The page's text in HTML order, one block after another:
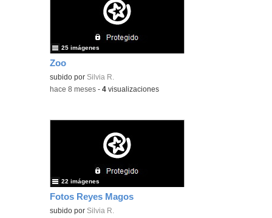
Zoo
subido por Silvia R.
25 imágenes
-hace 8 meses -4 visualizaciones
Fotos Reyes Magos
subido por Silvia R.
22 imágenes